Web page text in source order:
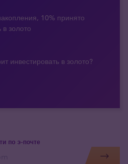
10% принято
в золото
инвестировать в золото?
по э-почте